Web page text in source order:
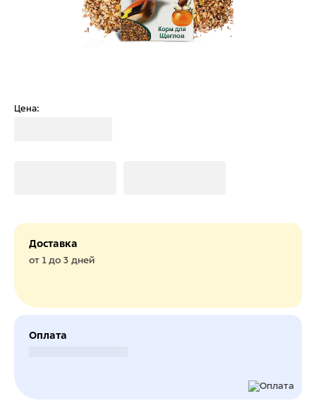
Цена:
Доставка
от 1 до 3 дней
Оплата